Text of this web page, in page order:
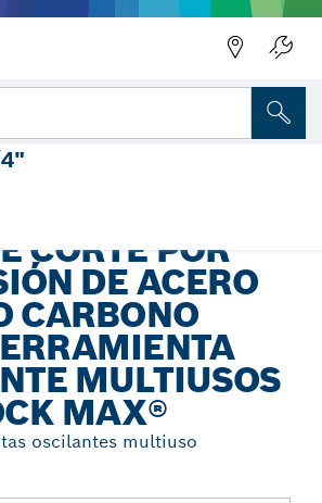
inmersión de acero de alto carbono para
CORTE POR
DE ACERO
CARBONO
MULTIUSOS
MAX®
oscilantes multiuso
por inmersión StarlockMax®
para herramienta